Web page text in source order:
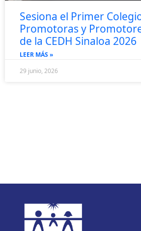
Sesiona el Primer
Promotoras y
de la CEDH Sinaloa 2026
LEER MÁS »
29 junio, 2026